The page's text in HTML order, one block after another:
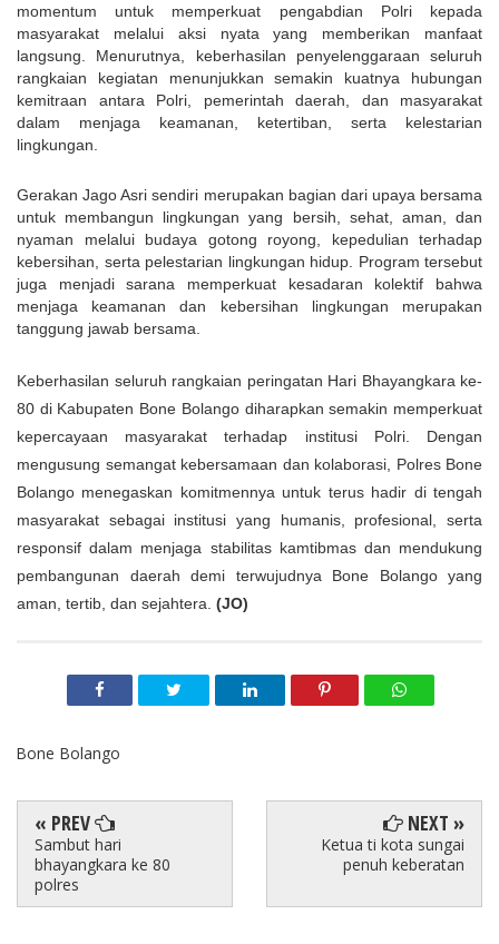
momentum untuk memperkuat pengabdian Polri kepada
masyarakat melalui aksi nyata yang memberikan manfaat
langsung. Menurutnya, keberhasilan penyelenggaraan seluruh
rangkaian kegiatan menunjukkan semakin kuatnya hubungan
kemitraan antara Polri, pemerintah daerah, dan masyarakat
dalam menjaga keamanan, ketertiban, serta kelestarian
lingkungan.
Gerakan Jago Asri sendiri merupakan bagian dari upaya bersama
untuk membangun lingkungan yang bersih, sehat, aman, dan
nyaman melalui budaya gotong royong, kepedulian terhadap
kebersihan, serta pelestarian lingkungan hidup. Program tersebut
juga menjadi sarana memperkuat kesadaran kolektif bahwa
menjaga keamanan dan kebersihan lingkungan merupakan
tanggung jawab bersama.
Keberhasilan seluruh rangkaian peringatan Hari Bhayangkara ke-
80 di Kabupaten Bone Bolango diharapkan semakin memperkuat
kepercayaan masyarakat terhadap institusi Polri. Dengan
mengusung semangat kebersamaan dan kolaborasi, Polres Bone
Bolango menegaskan komitmennya untuk terus hadir di tengah
masyarakat sebagai institusi yang humanis, profesional, serta
responsif dalam menjaga stabilitas kamtibmas dan mendukung
pembangunan daerah demi terwujudnya Bone Bolango yang
aman, tertib, dan sejahtera. (JO)
Bone Bolango
« PREV
Sambut hari
bhayangkara ke 80
polres
NEXT »
Ketua ti kota sungai
penuh keberatan